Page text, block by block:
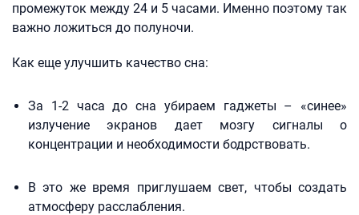
промежуток между 24 и 5 часами. Именно поэтому так
важно ложиться до полуночи.
Как еще улучшить качество сна:
За 1-2 часа до сна убираем гаджеты – «синее»
излучение экранов дает мозгу сигналы о
концентрации и необходимости бодрствовать.
В это же время приглушаем свет, чтобы создать
атмосферу расслабления.